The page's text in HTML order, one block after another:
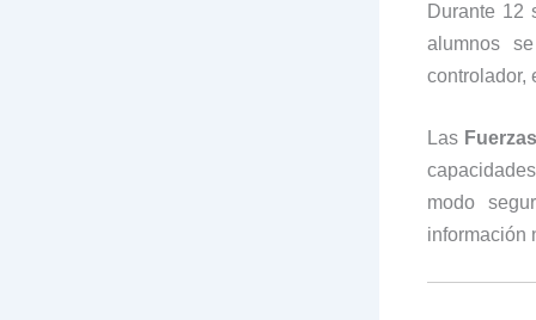
Durante 12
alumnos
Las
modo
información